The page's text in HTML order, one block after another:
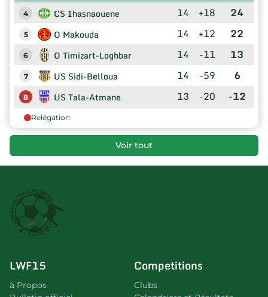
4 CS Ihasnaouene 14 +18 24
5 O Makouda 14 +12 22
6 O Timizart-Loghbar 14 -11 13
7 US Sidi-Belloua 14 -59 6
8 US Tala-Atmane 13 -20 -12
Relégation
Voir tout
LWF15
à Propos
Competitions
Clubs